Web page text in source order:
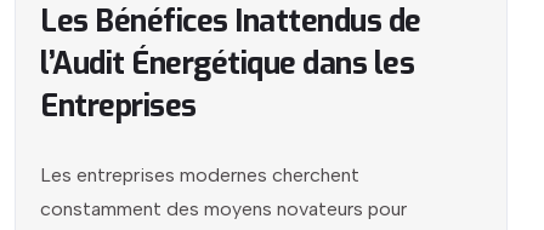
Les Bénéfices Inattendus de
l’Audit Énergétique dans les
Entreprises
Les entreprises modernes cherchent
constamment des moyens novateurs pour